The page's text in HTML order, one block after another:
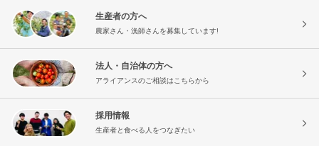
生産者の方へ
農家さん・漁師さんを募集しています!
法人・自治体の方へ
アライアンスのご相談はこちらから
採用情報
生産者と食べる人をつなぎたい